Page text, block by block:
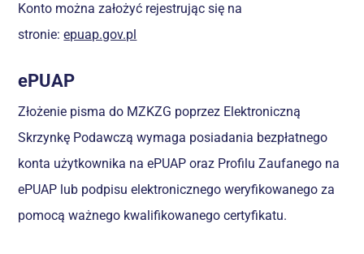
Konto można założyć rejestrując się na
stronie:epuap.gov.pl
ePUAP
Złożenie pisma do MZKZG poprzez Elektroniczną
Skrzynkę Podawczą wymaga posiadania bezpłatnego
konta użytkownika na ePUAP oraz Profilu Zaufanego na
ePUAP lub podpisu elektronicznego weryfikowanego za
pomocą ważnego kwalifikowanego certyfikatu.